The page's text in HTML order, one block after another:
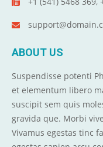
ABOUT US
Suspendisse potenti
et elementum libero
suscipit sem quis
gravida que. Morbi
Vivamus egestas tinc